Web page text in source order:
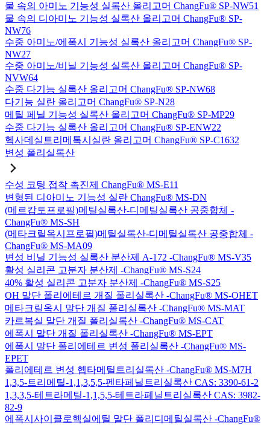
물 속의 아미노 기능성 실록산 올리고머 ChangFu® SP-NW51
물 속의 디아미노 기능성 실록산 올리고머 ChangFu® SP-
NW76
수중 아미노/에폭시 기능성 실록산 올리고머 ChangFu® SP-
NW27
수중 아미노/비닐 기능성 실록산 올리고머 ChangFu® SP-
NVW64
수중 다기능 실록산 올리고머 ChangFu® SP-NW68
다기능 실란 올리고머 ChangFu® SP-N28
메틸 페닐 기능성 실록산 올리고머 ChangFu® SP-MP29
수중 다기능 실록산 올리고머 ChangFu® SP-ENW22
헥사데실트리메톡시실란 올리고머 ChangFu® SP-C1632
변성 폴리실록산
수성 코팅 접착 촉진제 ChangFu® MS-E11
변형된 디아미노 기능성 실란 ChangFu® MS-DN
(메르캅토프로필)메틸실록산-디메틸실록산 공중합체 -
ChangFu® MS-SH
(메타크릴옥시프로필)메틸실록산-디메틸실록산 공중합체 -
ChangFu® MS-MA09
변성 비닐 기능성 실록산 분산제 A-172 -ChangFu® MS-V35
활성 실리콘 고분자 분산제 -ChangFu® MS-S24
40% 활성 실리콘 고분자 분산제 -ChangFu® MS-S25
OH 말단 폴리에테르 개질 폴리실록산 -ChangFu® MS-OHET
메타크릴옥시 말단 개질 폴리실록산 -ChangFu® MS-MAT
카르복실 말단 개질 폴리실록산 -ChangFu® MS-CAT
에폭시 말단 개질 폴리실록산 -ChangFu® MS-EPT
에폭시 말단 폴리에테르 변성 폴리실록산 -ChangFu® MS-
EPET
폴리에테르 변성 헵타메틸트리실록산 -ChangFu® MS-M7H
1,3,5-트리메틸-1,1,3,5,5-펜타페닐트리실록산 CAS: 3390-61-2
1,3,3,5-테트라메틸-1,1,5,5-테트라페닐트리실록산 CAS: 3982-
82-9
에폭시사이클로헥실에틸 말단 폴리디메틸실록산 -ChangFu®